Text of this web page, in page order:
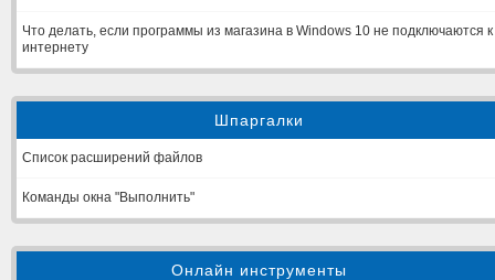
Что делать, если программы из магазина в Windows 10 не подключаются к
интернету
Шпаргалки
Список расширений файлов
Команды окна "Выполнить"
Онлайн инструменты